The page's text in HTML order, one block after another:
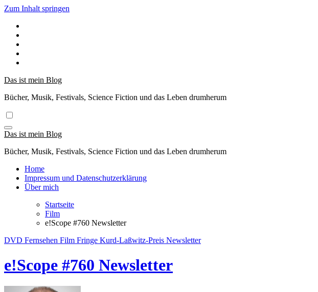
Zum Inhalt springen
Das ist mein Blog
Bücher, Musik, Festivals, Science Fiction und das Leben drumherum
Das ist mein Blog
Bücher, Musik, Festivals, Science Fiction und das Leben drumherum
Home
Impressum und Datenschutzerklärung
Über mich
Startseite
Film
e!Scope #760 Newsletter
DVD Fernsehen Film Fringe Kurd-Laßwitz-Preis Newsletter
e!Scope #760 Newsletter